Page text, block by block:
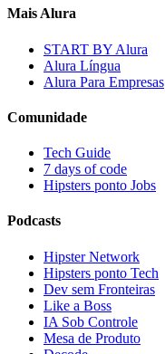
Mais Alura
START BY Alura
Alura Língua
Alura Para Empresas
Comunidade
Tech Guide
7 days of code
Hipsters ponto Jobs
Podcasts
Hipster Network
Hipsters ponto Tech
Dev sem Fronteiras
Like a Boss
IA Sob Controle
Mesa de Produto